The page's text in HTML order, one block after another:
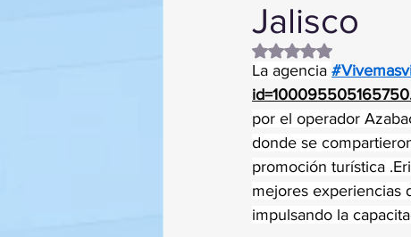
Jalisco
Obtuvo NaN de 5
La agencia
id=100095505165750
por el operador
donde se
promoción turística
mejores experiencias
impulsando la